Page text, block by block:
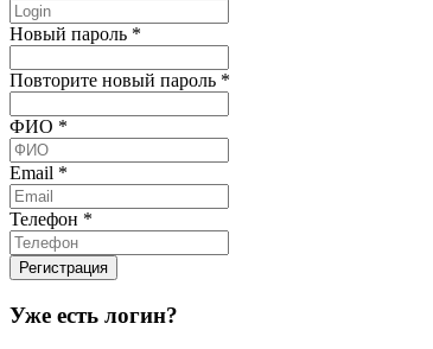
Новый пароль *
Повторите новый пароль *
ФИО *
Email *
Телефон *
Уже есть логин?